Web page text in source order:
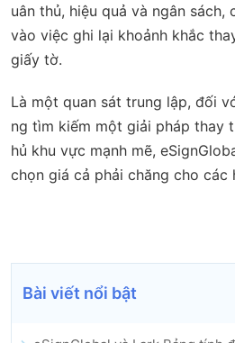
uân thủ, hiệu quả và ngân
vào việc ghi lại khoảnh khắc
giấy tờ.
Là một quan sát trung lập, đối
ng tìm kiếm một giải pháp thay
hủ khu vực mạnh mẽ,
chọn giá cả phải chăng cho các
Bài viết nổi bật